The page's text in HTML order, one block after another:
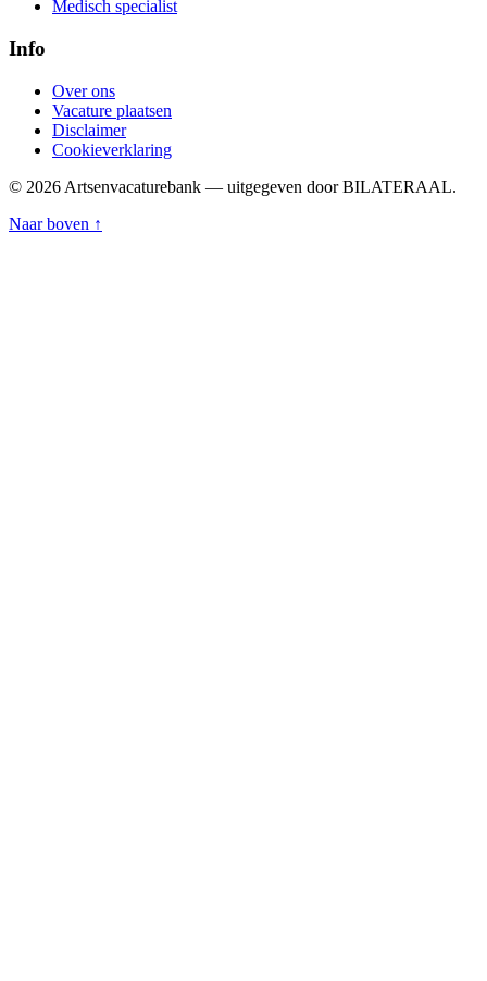
Medisch specialist
Info
Over ons
Vacature plaatsen
Disclaimer
Cookieverklaring
© 2026 Artsenvacaturebank — uitgegeven door BILATERAAL.
Naar boven ↑